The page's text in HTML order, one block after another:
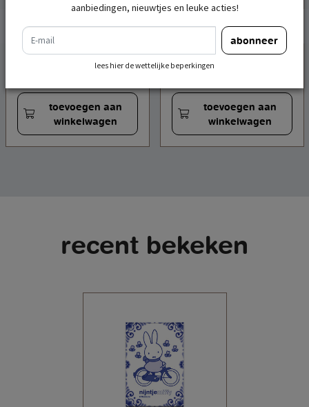
souvenir blue
toevoegen aan
winkelwagen
magneet nijntje weiland
toevoegen aan
winkelwagen
recent bekeken
aanbiedingen, nieuwtjes en leuke acties!
e-mail
abonneer
lees hier de wettelijke beperkingen